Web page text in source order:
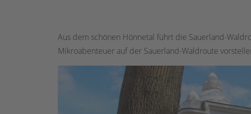
Aus dem schönen Hönnetal führt die Sauerland-
Mikroabenteuer auf der Sauerland-Waldroute